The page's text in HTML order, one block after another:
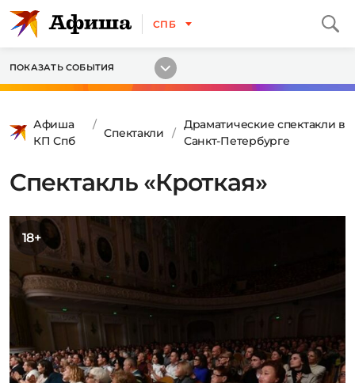
СПБ
ПОКАЗАТЬ СОБЫТИЯ
Афиша
КП Спб
Спектакли
Драматические спектакли в
Санкт-Петербурге
Спектакль «Кроткая»
18+